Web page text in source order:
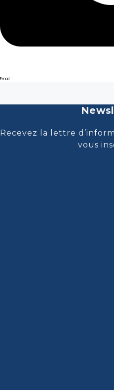
Email
Recevez la lettre
vous